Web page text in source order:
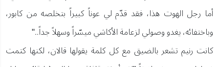
أما رجل الهوت هذا، فقد قدّم لي عوناً كبيراً بتخلصه من كابور،
وباختفائه، يغدو وصولي لزعامة الأكاشي ميسّراً وسهلاً جداً.."
كانت رنيم تشعر بالضيق مع كل كلمة يقولها قالان، لكنها كتمت